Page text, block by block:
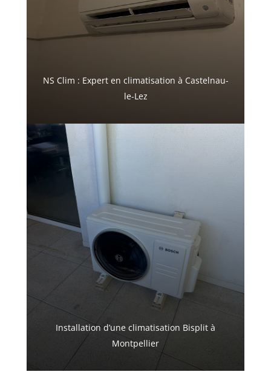
NS Clim : Expert en climatisation à Castelnau-
le-Lez
Installation d’une climatisation Bisplit à
Montpellier